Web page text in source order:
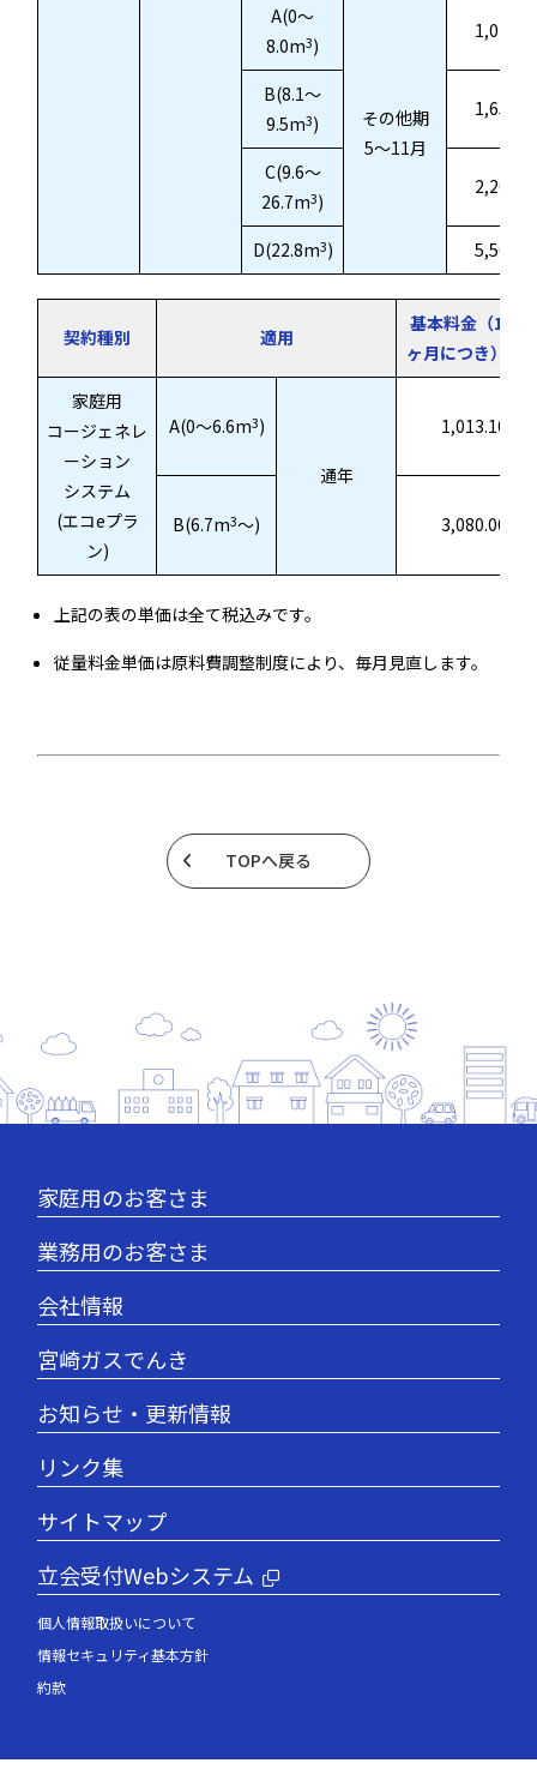
A(0～
8.0m3)
その他期
5～11月
B(8.1～
9.5m3)
C(9.6～
26.7m3)
D(22.8m3)
契約種別 適用
基本料金（1
ヶ月につき）
家庭用
コージェネレ
ーション
システム
(エコeプラ
ン)
A(0～6.6m3)
通年
1,013.10
B(6.7m3～) 3,080.00
上記の表の単価は全て税込みです。
従量料金単価は原料費調整制度により、毎月見直します。
TOPへ戻る
家庭用のお客さま
業務用のお客さま
会社情報
宮崎ガスでんき
お知らせ・更新情報
リンク集
サイトマップ
立会受付Webシステム
個人情報取扱いについて
情報セキュリティ基本方針
約款